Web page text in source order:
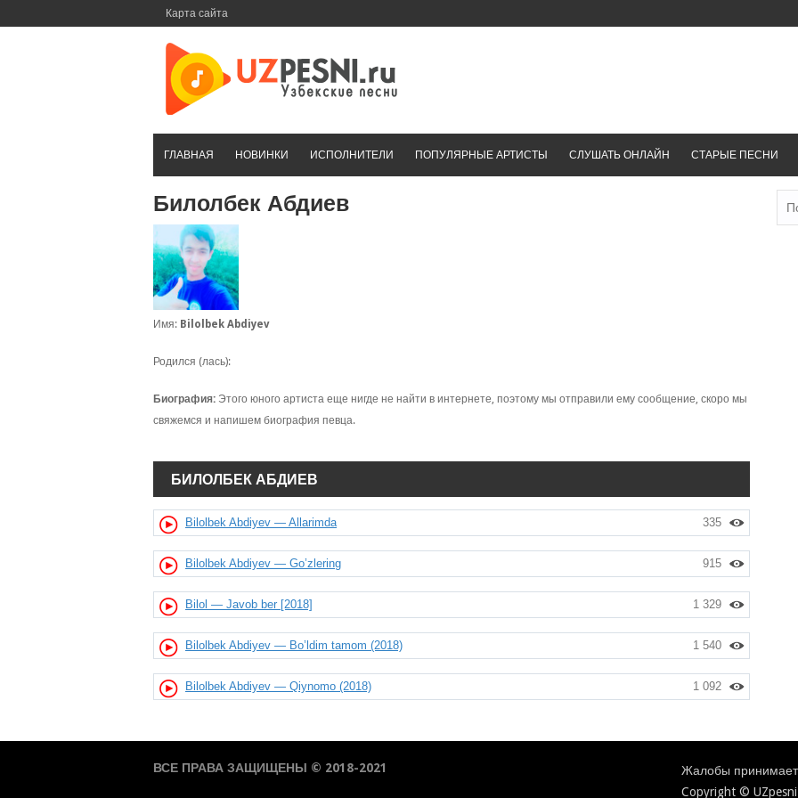
Карта сайта
ГЛАВНАЯ НОВИНКИ ИСПОЛНИТЕЛИ ПОПУЛЯРНЫЕ АРТИСТЫ СЛУШАТЬ ОНЛАЙН СТАРЫЕ ПЕСНИ
Билолбек Абдиев
Имя: Bilolbek Abdiyev
Родился (лась):
Биография: Этого юного артиста еще нигде не найти в интернете, поэтому мы отправили ему сообщение, скоро мы
свяжемся и напишем биография певца.
БИЛОЛБЕК АБДИЕВ
335
Bilolbek Abdiyev — Allarimda
915
Bilolbek Abdiyev — Go’zlering
1 329
Bilol — Javob ber [2018]
1 540
Bilolbek Abdiyev — Bo’ldim tamom (2018)
1 092
Bilolbek Abdiyev — Qiynomo (2018)
ВСЕ ПРАВА ЗАЩИЩЕНЫ © 2018-2021
Жалобы
Copyright ©